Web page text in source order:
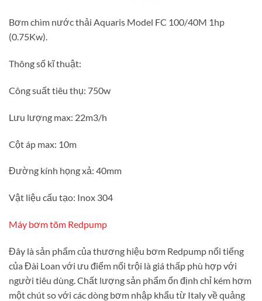
Bơm chìm nước thải Aquaris Model FC 100/40M 1hp
(0.75Kw).
Thông số kĩ thuật:
Công suất tiêu thụ: 750w
Lưu lượng max: 22m3/h
Cột áp max: 10m
Đường kính họng xả: 40mm
Vật liệu cấu tạo: Inox 304
Máy bơm tõm Redpump
Đây là sản phẩm của thương hiệu bơm Redpump nổi tiếng
của Đài Loan với ưu điểm nổi trội là giá thấp phù hợp với
người tiêu dùng. Chất lượng sản phẩm ổn định chỉ kém hơm
một chút so với các dòng bơm nhập khẩu từ Italy về quảng